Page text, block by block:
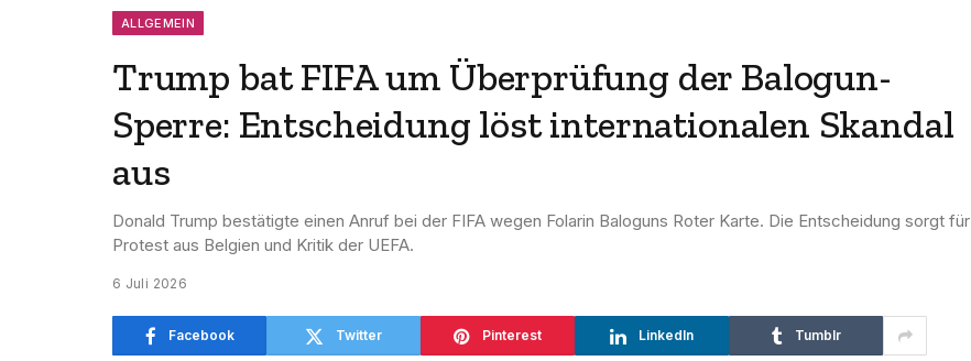
ALLGEMEIN
Trump bat FIFA um Überprüfung der Balogun-
Sperre: Entscheidung löst internationalen Skandal
aus
Donald Trump bestätigte einen Anruf bei der FIFA wegen Folarin Baloguns Roter Karte. Die Entscheidung sorgt für
Protest aus Belgien und Kritik der UEFA.
6 Juli 2026
Facebook Twitter Pinterest LinkedIn Tumblr